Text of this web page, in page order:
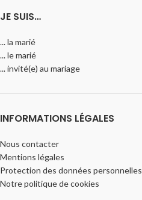
JE SUIS…
... la marié
... le marié
... invité(e) au mariage
INFORMATIONS LÉGALES
Nous contacter
Mentions légales
Protection des données personnelles
Notre politique de cookies